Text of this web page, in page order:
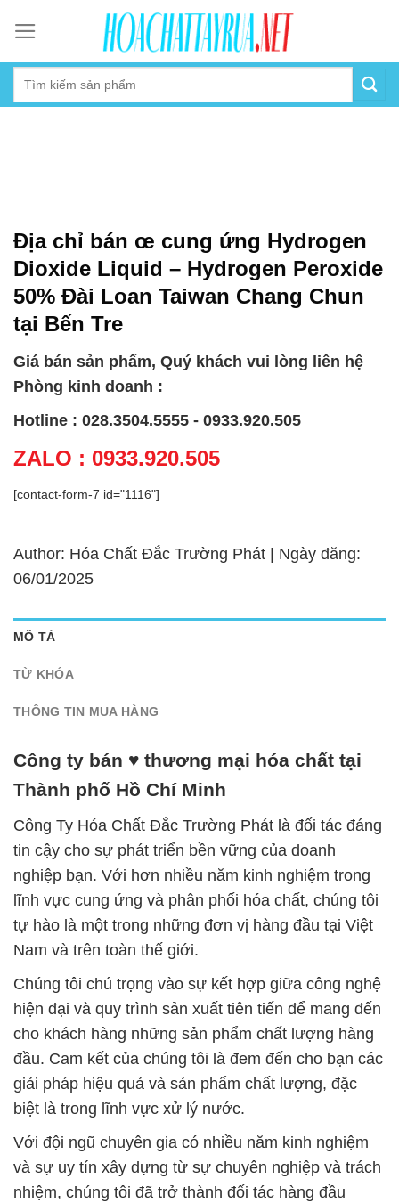
content
Địa chỉ bán œ cung ứng Hydrogen
Dioxide Liquid – Hydrogen Peroxide
50% Đài Loan Taiwan Chang Chun
tại Bến Tre
Giá bán sản phẩm, Quý khách vui lòng liên hệ
Phòng kinh doanh :
Hotline : 028.3504.5555 - 0933.920.505
ZALO : 0933.920.505
[contact-form-7 id="1116"]
Author: Hóa Chất Đắc Trường Phát | Ngày đăng:
06/01/2025
MÔ TẢ
TỪ KHÓA
THÔNG TIN MUA HÀNG
Công ty bán ♥ thương mại hóa chất tại
Thành phố Hồ Chí Minh
Công Ty Hóa Chất Đắc Trường Phát là đối tác đáng
tin cậy cho sự phát triển bền vững của doanh
nghiệp bạn. Với hơn nhiều năm kinh nghiệm trong
lĩnh vực cung ứng và phân phối hóa chất, chúng tôi
tự hào là một trong những đơn vị hàng đầu tại Việt
Nam và trên toàn thế giới.
Chúng tôi chú trọng vào sự kết hợp giữa công nghệ
hiện đại và quy trình sản xuất tiên tiến để mang đến
cho khách hàng những sản phẩm chất lượng hàng
đầu. Cam kết của chúng tôi là đem đến cho bạn các
giải pháp hiệu quả và sản phẩm chất lượng, đặc
biệt là trong lĩnh vực xử lý nước.
Với đội ngũ chuyên gia có nhiều năm kinh nghiệm
và sự uy tín xây dựng từ sự chuyên nghiệp và trách
nhiệm, chúng tôi đã trở thành đối tác hàng đầu